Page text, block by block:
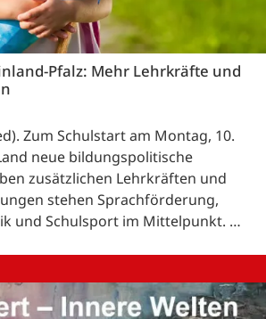
Pfalz: Mehr Lehrkräfte und
Zum Schulstart am Montag, 10.
neue bildungspolitische
zusätzlichen Lehrkräften und
stehen Sprachförderung,
und Schulsport im Mittelpunkt. …